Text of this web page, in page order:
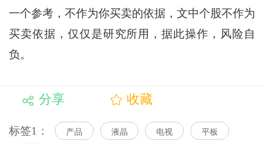
一个参考，不作为你买卖的依据，文中个股不作为
买卖依据，仅仅是研究所用，据此操作，风险自
负。
分享 收藏
标签1： 产品 液晶 电视 平板